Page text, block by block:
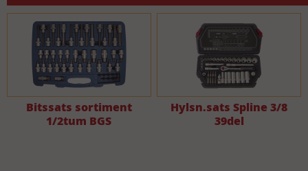
Bitssats sortiment
1/2tum BGS
Hylsn.sats Spline 3/8
39del